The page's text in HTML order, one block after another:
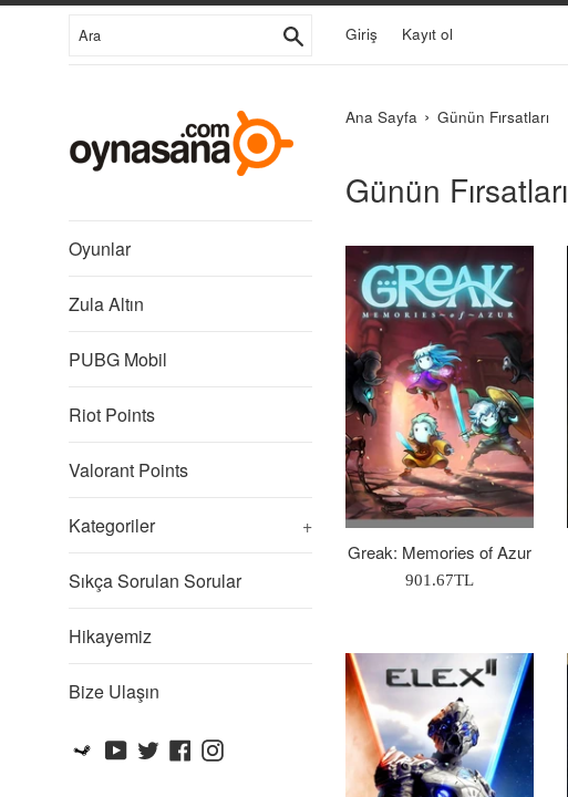
İçeriğe
Giriş Kayıt ol
Oyunlar
Zula Altın
PUBG Mobil
Riot Points
Valorant Points
Kategoriler +
Sıkça Sorulan Sorular
Hikayemiz
Bize Ulaşın
SteamYouTube
TwitterFacebook
Instagram
Ana Sayfa › Günün Fırsatları
Günün Fırsatları
Greak: Memories of Azur
Normal
901.67TL